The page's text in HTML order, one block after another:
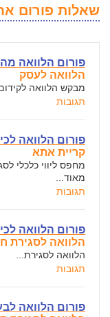
שאלות פורום
פורום הלוואה
הלוואה לעסק
מבקש הלוואה
תגובות
פורום הלוואה
קריית אתא
מחפס ליווי כלכלי
מאוד...
תגובות
פורום הלוואה
הלוואה לסגירת
הלוואה לסגירת...
תגובות
פורום הלוואה